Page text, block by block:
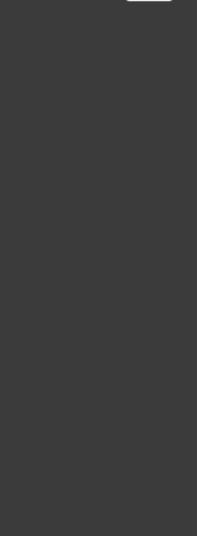
kartě
na nové kartě